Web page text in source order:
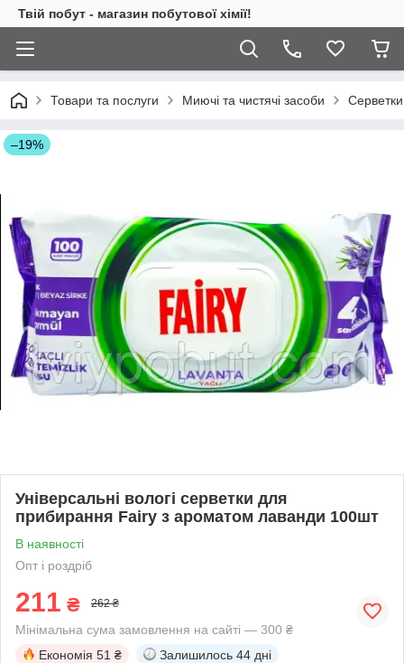
Твій побут - магазин побутової хімії!
Товари та послуги Миючі та чистячі засоби
–19%
Універсальні вологі серветки для
прибирання Fairy з ароматом лаванди 100шт
В наявності
Опт і роздріб
211 ₴ 262 ₴
Мінімальна сума замовлення на сайті — 300 ₴
Економія 51 ₴ Залишилось 44 дні